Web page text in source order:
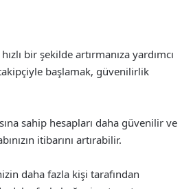
bir şekilde artırmanıza yardımcı
başlamak, güvenilirlik
sahip hesapları daha güvenilir ve
itibarını artırabilir.
daha fazla kişi tarafından